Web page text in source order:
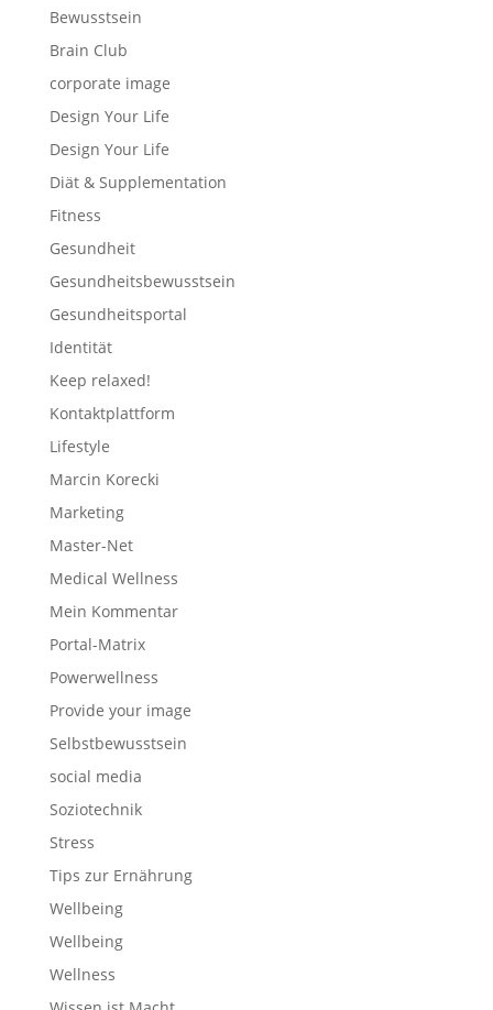
Bewusstsein
Brain Club
corporate image
Design Your Life
Design Your Life
Diät & Supplementation
Fitness
Gesundheit
Gesundheitsbewusstsein
Gesundheitsportal
Identität
Keep relaxed!
Kontaktplattform
Lifestyle
Marcin Korecki
Marketing
Master-Net
Medical Wellness
Mein Kommentar
Portal-Matrix
Powerwellness
Provide your image
Selbstbewusstsein
social media
Soziotechnik
Stress
Tips zur Ernährung
Wellbeing
Wellbeing
Wellness